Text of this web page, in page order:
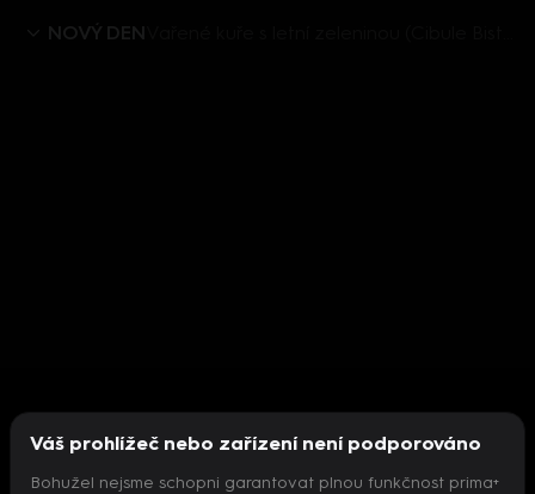
NOVÝ DEN
Váš prohlížeč nebo zařízení není podporováno
Bohužel nejsme schopni garantovat plnou funkčnost prima+